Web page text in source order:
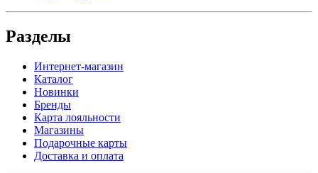
Разделы
Интернет-магазин
Каталог
Новинки
Бренды
Карта лояльности
Магазины
Подарочные карты
Доставка и оплата